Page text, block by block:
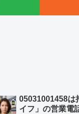
05031001458は
イフ」の営業電